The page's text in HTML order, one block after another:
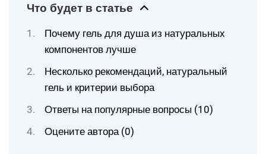
Что будет в статье
Почему гель для душа из натуральных
компонентов лучше
Несколько рекомендаций, натуральный
гель и критерии выбора
Ответы на популярные вопросы (10)
Оцените автора (0)